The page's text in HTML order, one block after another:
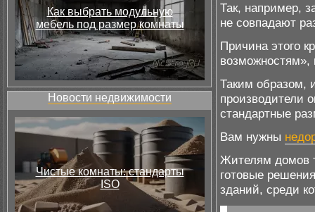
Как выбрать модульную
мебель под размер комнаты
Новости недвижимости
Чистые комнаты: стандарты
ISO
Так, например,
не совпадают
Причина этого
Таким образом,
производители
стандартные
Вам нужны
Жителям домов
готовые
зданий, среди